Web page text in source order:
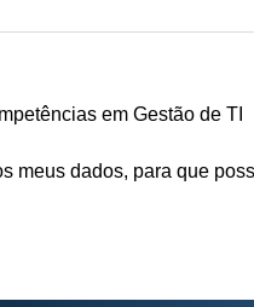
em Gestão de TI
meus dados, para que